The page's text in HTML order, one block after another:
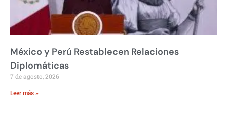
México y Perú Restablecen Relaciones
Diplomáticas
7 de agosto, 2026
Leer más »